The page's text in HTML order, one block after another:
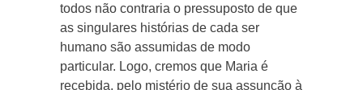
todos não contraria o pressuposto de que
as singulares histórias de cada ser
humano são assumidas de modo
particular. Logo, cremos que Maria é
recebida, pelo mistério de sua assunção à